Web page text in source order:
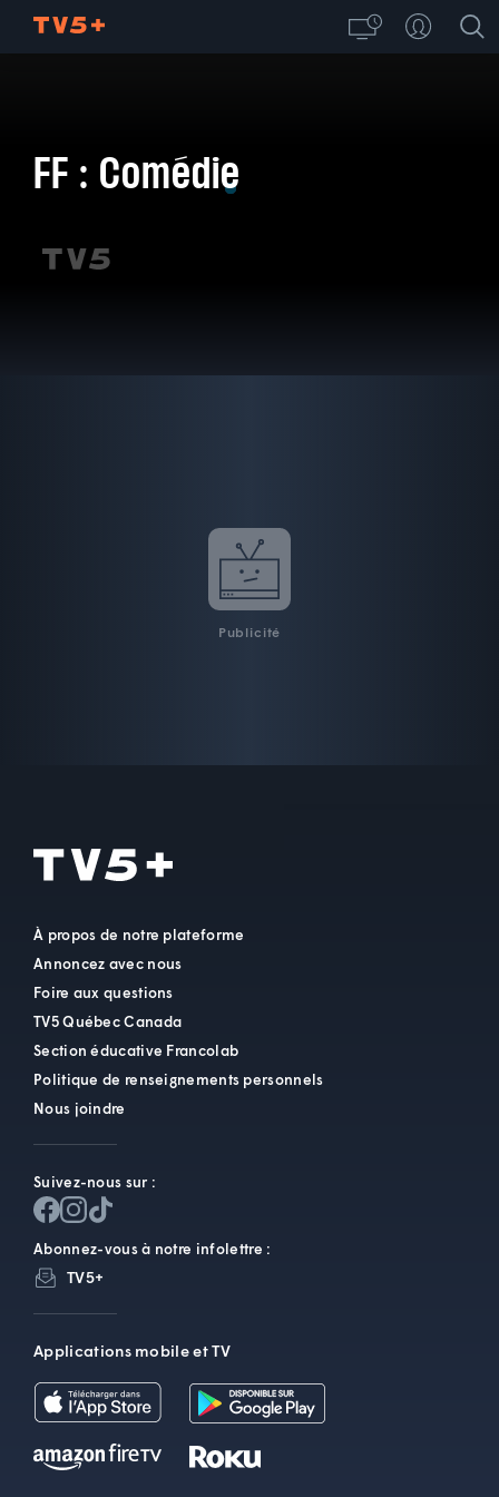
FF : Comédie
Publicité
À propos de notre plateforme
Annoncez avec nous
Foire aux questions
TV5 Québec Canada
Section éducative Francolab
Politique de renseignements personnels
Nous joindre
Suivez-nous sur :
Abonnez-vous à notre infolettre :
TV5+
Applications mobile et TV